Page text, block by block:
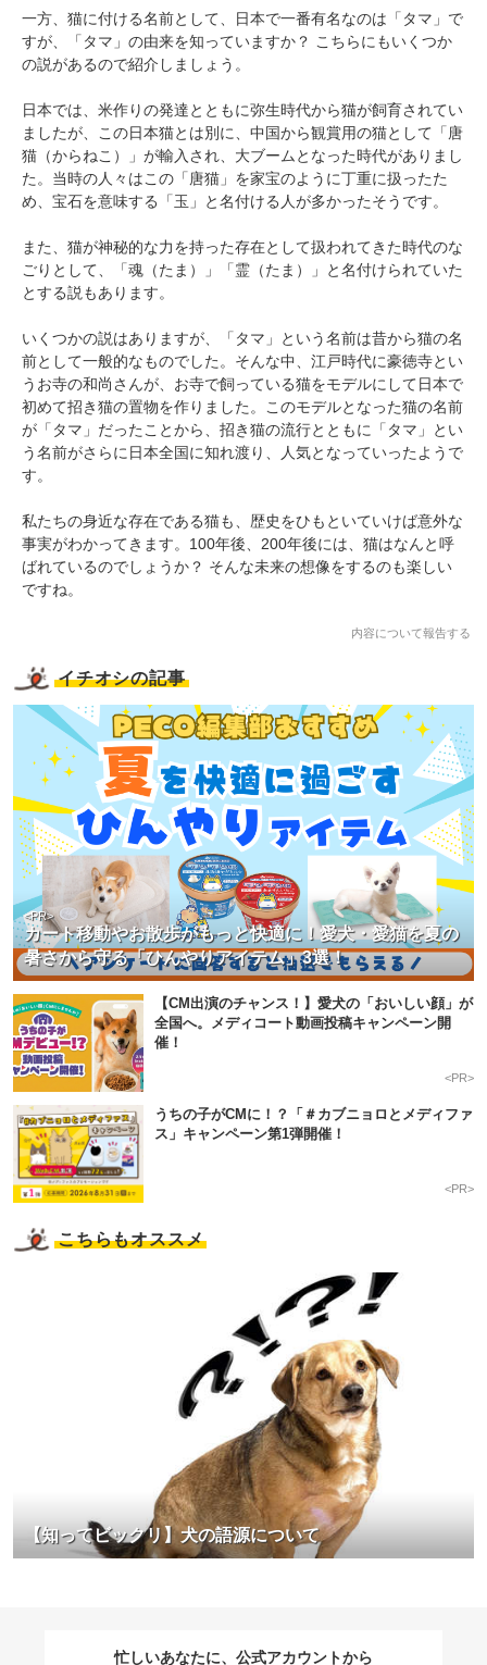
一方、猫に付ける名前として、日本で一番有名なのは「タマ」で
すが、「タマ」の由来を知っていますか？ こちらにもいくつか
の説があるので紹介しましょう。
日本では、米作りの発達とともに弥生時代から猫が飼育されてい
ましたが、この日本猫とは別に、中国から観賞用の猫として「唐
猫（からねこ）」が輸入され、大ブームとなった時代がありまし
た。当時の人々はこの「唐猫」を家宝のように丁重に扱ったた
め、宝石を意味する「玉」と名付ける人が多かったそうです。
また、猫が神秘的な力を持った存在として扱われてきた時代のな
ごりとして、「魂（たま）」「霊（たま）」と名付けられていた
とする説もあります。
いくつかの説はありますが、「タマ」という名前は昔から猫の名
前として一般的なものでした。そんな中、江戸時代に豪徳寺とい
うお寺の和尚さんが、お寺で飼っている猫をモデルにして日本で
初めて招き猫の置物を作りました。このモデルとなった猫の名前
が「タマ」だったことから、招き猫の流行とともに「タマ」とい
う名前がさらに日本全国に知れ渡り、人気となっていったようで
す。
私たちの身近な存在である猫も、歴史をひもといていけば意外な
事実がわかってきます。100年後、200年後には、猫はなんと呼
ばれているのでしょうか？ そんな未来の想像をするのも楽しい
ですね。
内容について報告する
イチオシの記事
カート移動やお散歩がもっと快適に！愛犬・愛猫を夏の
暑さから守る「ひんやりアイテム」3選！
<PR>
【CM出演のチャンス！】愛犬の「おいしい顔」が
全国へ。メディコート動画投稿キャンペーン開
催！
<PR>
うちの子がCMに！？「＃カブニョロとメディファ
ス」キャンペーン第1弾開催！
<PR>
こちらもオススメ
【知ってビックリ】犬の語源について
忙しいあなたに、公式アカウントから